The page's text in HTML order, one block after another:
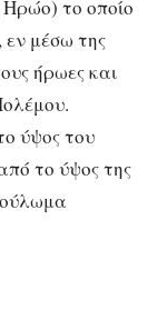
Ηρώο) το οποίο
εν μέσω της
ήρωες και
ύψος του
το ύψος της